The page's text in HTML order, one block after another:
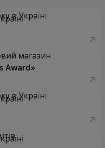
в Україні
магазин
Award»
в Україні